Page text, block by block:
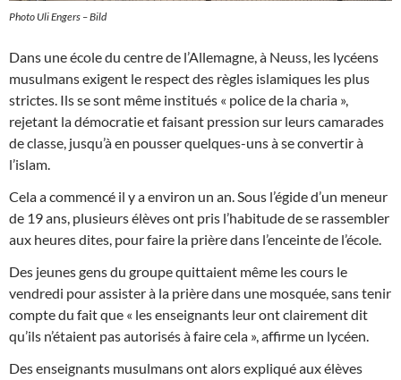
Photo Uli Engers – Bild
Dans une école du centre de l’Allemagne, à Neuss, les lycéens
musulmans exigent le respect des règles islamiques les plus
strictes. Ils se sont même institués « police de la charia »,
rejetant la démocratie et faisant pression sur leurs camarades
de classe, jusqu’à en pousser quelques-uns à se convertir à
l’islam.
Cela a commencé il y a environ un an. Sous l’égide d’un meneur
de 19 ans, plusieurs élèves ont pris l’habitude de se rassembler
aux heures dites, pour faire la prière dans l’enceinte de l’école.
Des jeunes gens du groupe quittaient même les cours le
vendredi pour assister à la prière dans une mosquée, sans tenir
compte du fait que « les enseignants leur ont clairement dit
qu’ils n’étaient pas autorisés à faire cela », affirme un lycéen.
Des enseignants musulmans ont alors expliqué aux élèves